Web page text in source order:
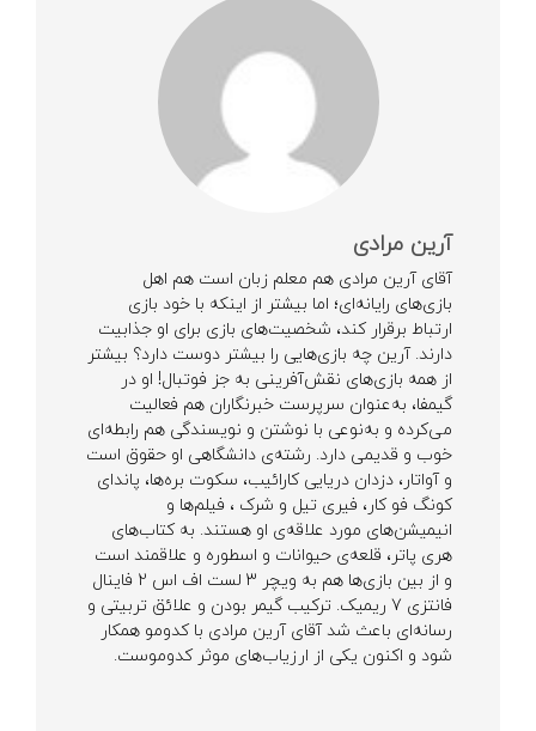
آرین مرادی
آقای آرین مرادی هم معلم زبان است هم اهل
بازی‌های رایانه‌ای؛ اما بیشتر از اینکه با خود بازی
ارتباط برقرار کند، شخصیت‌های بازی برای او جذابیت
دارند. آرین چه بازی‌هایی را بیشتر دوست دارد؟ بیشتر
از همه بازی‌های نقش‌آفرینی به جز فوتبال! او در
گیمفا، به‌عنوان سرپرست خبرنگاران هم فعالیت
می‌کرده و به‌نوعی با نوشتن و نویسندگی هم رابطه‌ای
خوب و قدیمی دارد. رشته‌ی دانشگاهی او حقوق است
و آواتار، دزدان دریایی کارائیب، سکوت بره‌ها، پاندای
کونگ فو کار، فیری تیل و شرک ، فیلم‌ها و
انیمیشن‌های مورد علاقه‌ی او هستند. به کتاب‌های
هری پاتر، قلعه‌ی حیوانات و اسطوره و علاقمند است
و از بین بازی‌ها هم به ویچر 3 لست اف اس 2 فاینال
فانتزی 7 ریمیک. ترکیب گیمر بودن و علائق تربیتی و
رسانه‌ای باعث شد آقای آرین مرادی با کدومو همکار
شود و اکنون یکی از ارزیاب‌های موثر کدوموست.